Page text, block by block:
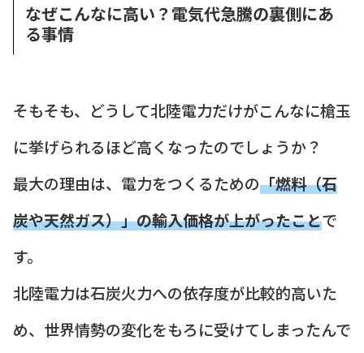
なぜこんなに高い？電気代急騰の裏側にあ
る事情
そもそも、どうして北陸電力だけがこんなに槍玉
に挙げられるほど高くなったのでしょうか？
最大の理由は、電力をつくるための「燃料（石
炭や天然ガス）」の輸入価格が上がったことで
す。
北陸電力は石炭火力への依存度が比較的高いた
め、世界情勢の変化をもろに受けてしまったんで